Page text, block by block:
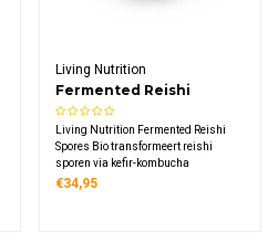
Living Nutrition
Fermented Reishi
Spores Bio
Living Nutrition Fermented Reishi
Spores Bio transformeert reishi
sporen via kefir-kombucha
fermentatie. Dit biologische
€34,95